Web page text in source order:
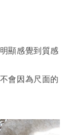
顯感覺到質感
會因為尺面的